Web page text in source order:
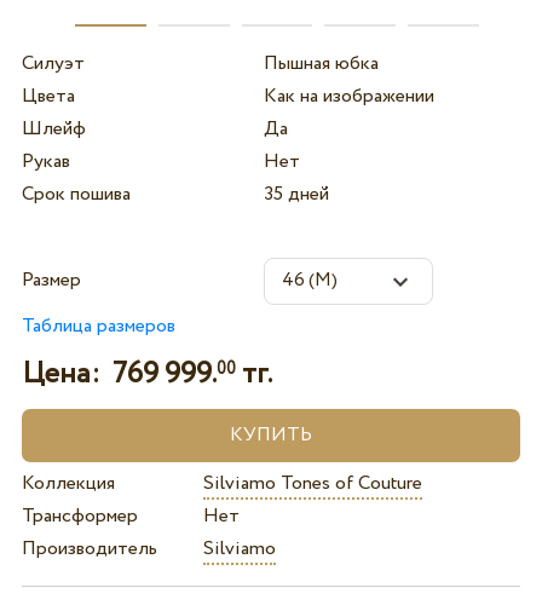
Силуэт
Пышная юбка
Цвета
Как на изображении
Шлейф
Да
Рукав
Нет
Срок пошива
35 дней
Размер
Таблица размеров
Цена: 769 999.00тг.
Коллекция
Silviamo Tones of Couture
Трансформер
Нет
Производитель
Silviamo